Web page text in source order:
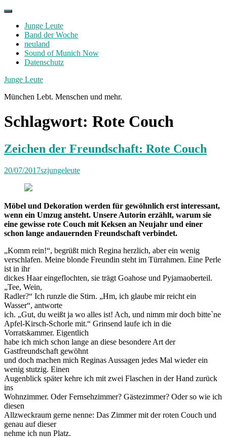
Skip
contentJunge Leute
Band der Woche
neuland
Sound of Munich Now
Datenschutz
Facebook
Twitter
Instagram
Junge Leute
München Lebt. Menschen und mehr.
Schlagwort: Rote Couch
Zeichen der Freundschaft: Rote Couch
20/07/2017szjungeleute
Möbel und Dekoration werden für gewöhnlich erst interessant,
wenn ein Umzug ansteht. Unsere Autorin erzählt, warum sie
eine gewisse rote Couch mit Keksen an Neujahr und einer
schon lange andauernden Freundschaft verbindet.
„Komm rein!“, begrüßt mich Regina herzlich, aber ein wenig
verschlafen. Meine blonde Freundin steht im Türrahmen. Eine Perle
ist in ihr
dickes Haar eingeflochten, sie trägt Goahose und Pyjamaoberteil.
„Tee, Wein,
Radler?“ Ich runzle die Stirn. „Hm, ich glaube mir reicht ein
Wasser“, antworte
ich. „Gut, du weißt ja wo alles ist! Ach, und nimm mir doch bitte`ne
Apfel-Kirsch-Schorle mit.“ Grinsend laufe ich in die
Vorratskammer. Eigentlich
habe ich mich schon lange an diese besondere Art der
Gastfreundschaft gewöhnt
und doch machen mich Reginas Aussagen jedes Mal wieder ein
wenig stutzig. Einen
Augenblick später kehre ich mit zwei Flaschen in der Hand zurück
ins
Wohnzimmer. Oder Fernsehzimmer? Gästezimmer? Oder so wie ich
diesen
Allzweckraum gerne nenne: Das Zimmer mit der roten Couch und
genau auf dieser
nehme ich nun Platz.